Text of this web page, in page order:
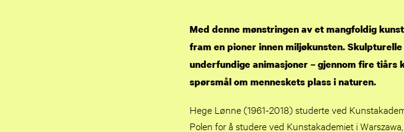
Med denne mønstringen av et mangfoldig
fram en pioner innen miljøkunsten.
underfundige animasjoner – gjennom fire
spørsmål om menneskets plass i naturen.
Hege Lønne (1961-2018) studerte ved
Polen for å studere ved Kunstakademiet i